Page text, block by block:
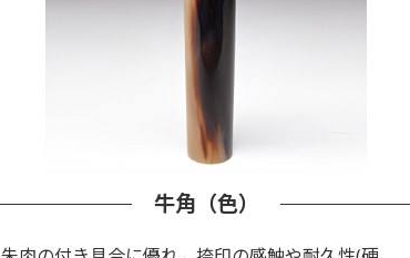
牛角（色）